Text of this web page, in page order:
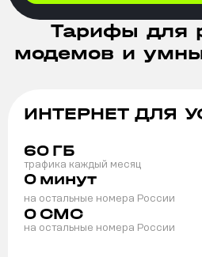
Тарифы для
модемов и
ИНТЕРНЕТ ДЛЯ
60 ГБ
трафика каждый месяц
0 минут
на остальные номера России
0 СМС
на остальные номера России